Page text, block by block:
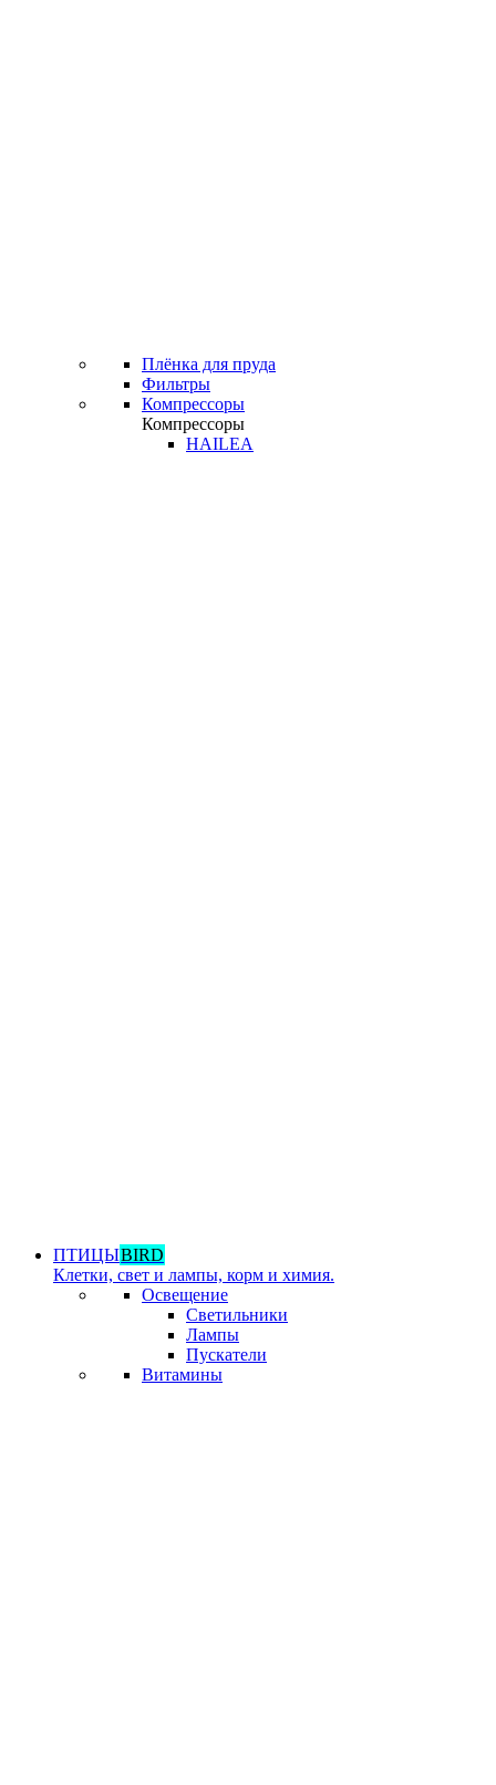
Плёнка для пруда
Фильтры
Компрессоры
Компрессоры
HAILEA
ПТИЦЫBIRD
Клетки, свет и лампы, корм и химия.
Освещение
Светильники
Лампы
Пускатели
Витамины